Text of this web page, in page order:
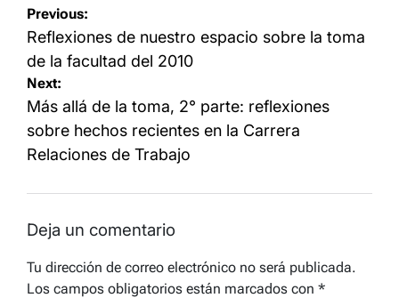
Navegación
de
entradas
Previous:
Reflexiones de nuestro espacio sobre la toma
de la facultad del 2010
Next:
Más allá de la toma, 2° parte: reflexiones
sobre hechos recientes en la Carrera
Relaciones de Trabajo
Deja un comentario
Tu dirección de correo electrónico no será publicada.
Los campos obligatorios están marcados con *